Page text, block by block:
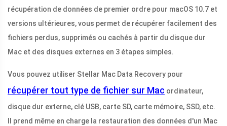
récupération de données de premier ordre pour macOS 10.7 et
versions ultérieures, vous permet de récupérer facilement des
fichiers perdus, supprimés ou cachés à partir du disque dur
Mac et des disques externes en 3 étapes simples.
Vous pouvez utiliser Stellar Mac Data Recovery pour
récupérer tout type de fichier sur Mac ordinateur,
disque dur externe, clé USB, carte SD, carte mémoire, SSD, etc.
Il prend même en charge la restauration des données d'un Mac